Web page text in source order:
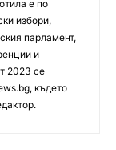
е по
избори,
парламент,
и
2023 се
където